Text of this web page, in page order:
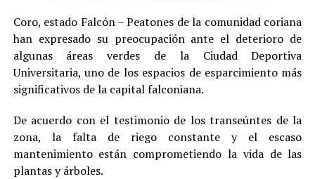
Coro, estado Falcón – Peatones de la comunidad coriana
han expresado su preocupación ante el deterioro de
algunas áreas verdes de la Ciudad Deportiva
Universitaria, uno de los espacios de esparcimiento más
significativos de la capital falconiana.
De acuerdo con el testimonio de los transeúntes de la
zona, la falta de riego constante y el escaso
mantenimiento están comprometiendo la vida de las
plantas y árboles.